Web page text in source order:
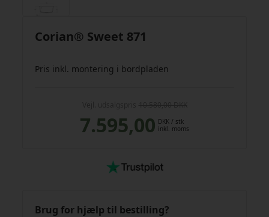
Corian® Sweet 871
Pris inkl. montering i bordpladen
7.595,00 DKK / stk
inkl. moms
Brug for hjælp til bestilling?